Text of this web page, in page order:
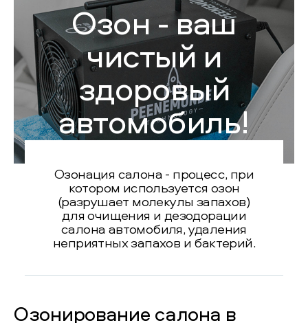
Озон - ваш
чистый и
здоровый
автомобиль!
Озонация салона - процесс, при
котором используется озон
(разрушает молекулы запахов)
для очищения и дезодорации
салона автомобиля, удаления
неприятных запахов и бактерий.
Озонирование салона в